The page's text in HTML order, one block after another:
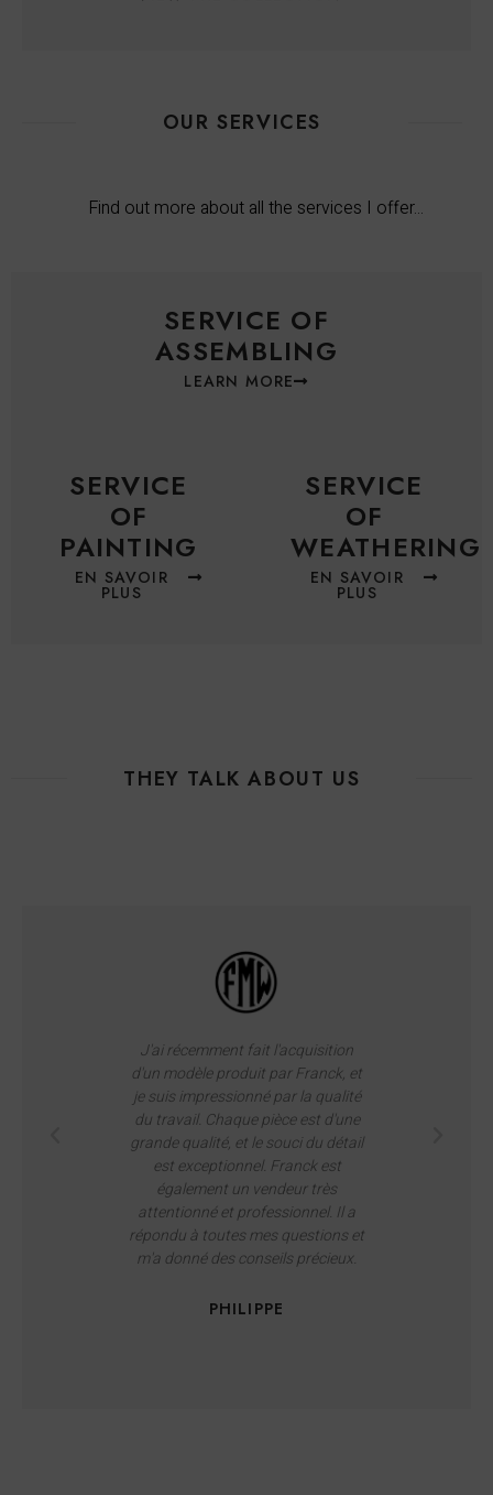
OUR SERVICES
Find out more about all the services I offer...
SERVICE OF
ASSEMBLING
LEARN MORE
SERVICE
OF
PAINTING
EN SAVOIR
PLUS
SERVICE
OF
WEATHERING
EN SAVOIR
PLUS
THEY TALK ABOUT US
J'ai récemment fait l'acquisition
d'un modèle produit par Franck, et
je suis impressionné par la qualité
du travail. Chaque pièce est d'une
grande qualité, et le souci du détail
est exceptionnel. Franck est
également un vendeur très
attentionné et professionnel. Il a
répondu à toutes mes questions et
m'a donné des conseils précieux.
PHILIPPE